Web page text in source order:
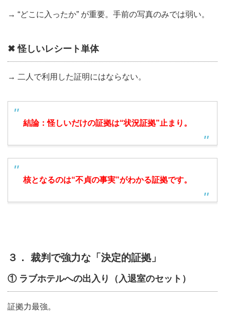
→ “どこに入ったか” が重要。手前の写真のみでは弱い。
✖ 怪しいレシート単体
→ 二人で利用した証明にはならない。
結論：怪しいだけの証拠は“状況証拠”止まり。
核となるのは“不貞の事実”がわかる証拠です。
３． 裁判で強力な「決定的証拠」
① ラブホテルへの出入り（入退室のセット）
証拠力最強。